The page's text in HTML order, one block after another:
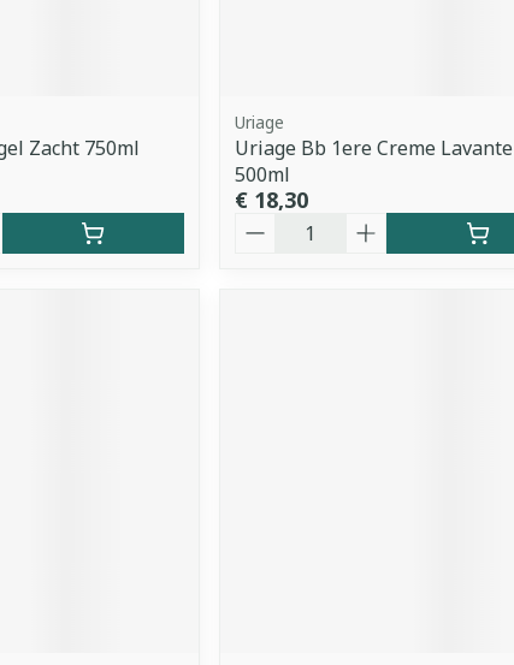
Zacht 750ml
Uriage
Uriage Bb 1ere Creme Lavante
500ml
€ 18,30